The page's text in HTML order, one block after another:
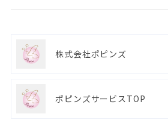
株式会社ポピンズ
ポピンズサービスTOP